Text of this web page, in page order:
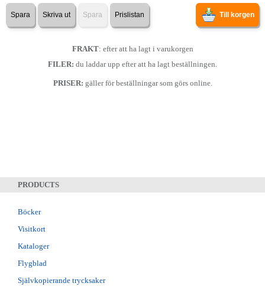
Spara Skriva ut Spara Prislistan Till korgen
FRAKT: efter att ha lagt i varukorgen
FILER: du laddar upp efter att ha lagt beställningen.
PRISER: gäller för beställningar som görs online.
PRODUCTS
Böcker
Visitkort
Kataloger
Flygblad
Självkopierande trycksaker